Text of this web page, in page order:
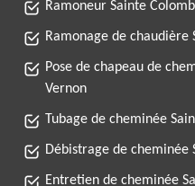
Ramoneur Sainte
Ramonage de chaudière
Pose de chapeau de
Vernon
Tubage de cheminée
Débistrage de cheminée
Entretien de cheminée